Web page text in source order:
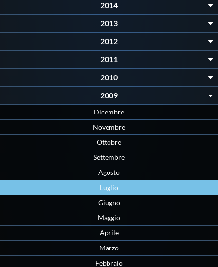
2014
2013
2012
2011
2010
2009
Dicembre
Novembre
Ottobre
Settembre
Agosto
Luglio
Giugno
Maggio
Aprile
Marzo
Febbraio